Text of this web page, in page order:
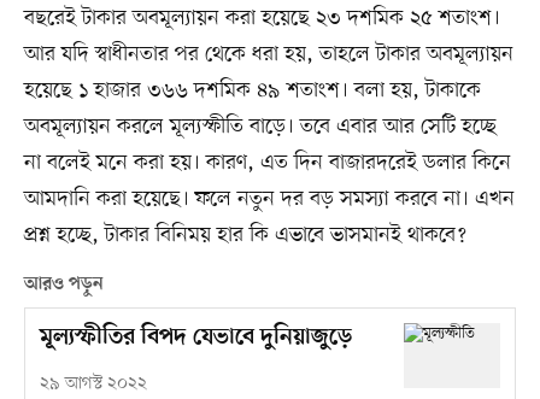
বছরেই টাকার অবমূল্যায়ন করা হয়েছে ২৩ দশমিক ২৫ শতাংশ।
আর যদি স্বাধীনতার পর থেকে ধরা হয়, তাহলে টাকার অবমূল্যায়ন
হয়েছে ১ হাজার ৩৬৬ দশমিক ৪৯ শতাংশ। বলা হয়, টাকাকে
অবমূল্যায়ন করলে মূল্যস্ফীতি বাড়ে। তবে এবার আর সেটি হচ্ছে
না বলেই মনে করা হয়। কারণ, এত দিন বাজারদরেই ডলার কিনে
আমদানি করা হয়েছে। ফলে নতুন দর বড় সমস্যা করবে না। এখন
প্রশ্ন হচ্ছে, টাকার বিনিময় হার কি এভাবে ভাসমানই থাকবে?
আরও পড়ুন
মূল্যস্ফীতির বিপদ যেভাবে দুনিয়াজুড়ে
২৯ আগস্ট ২০২২